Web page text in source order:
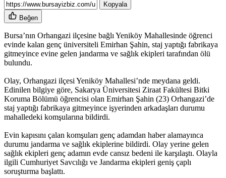
Kopyala
Beğen
Bursa’nın Orhangazi ilçesine bağlı Yeniköy Mahallesinde öğrenci
evinde kalan genç üniversiteli Emirhan Şahin, staj yaptığı fabrikaya
gitmeyince evine gelen jandarma ve sağlık ekipleri tarafından ölü
bulundu.
Olay, Orhangazi ilçesi Yeniköy Mahallesi’nde meydana geldi.
Edinilen bilgiye göre, Sakarya Üniversitesi Ziraat Fakültesi Bitki
Koruma Bölümü öğrencisi olan Emirhan Şahin (23) Orhangazi’de
staj yaptığı fabrikaya gitmeyince işyerinden arkadaşları durumu
mahalledeki komşularına bildirdi.
Evin kapısını çalan komşuları genç adamdan haber alamayınca
durumu jandarma ve sağlık ekiplerine bildirdi. Olay yerine gelen
sağlık ekipleri genç adamın evde cansız bedeni ile karşılaştı. Olayla
ilgili Cumhuriyet Savcılığı ve Jandarma ekipleri geniş çaplı
soruşturma başlattı.